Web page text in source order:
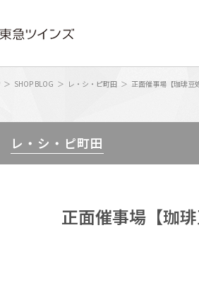
SHOP BLOG レ・シ・ピ町田 正面催事場【珈琲豆
レ・シ・ピ町田
正面催事場【珈